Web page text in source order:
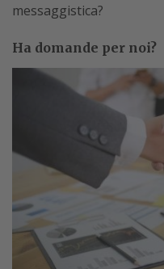
messaggistica?
Ha domande per noi?